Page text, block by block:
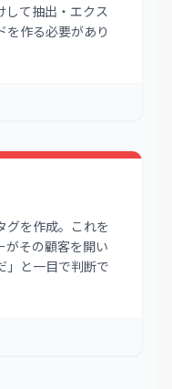
して抽出・エクス
を作る必要があり
グを作成。これを
がその顧客を開い
」と一目で判断で